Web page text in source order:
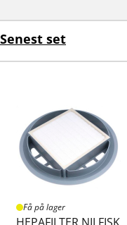
Senest set
Få på lager